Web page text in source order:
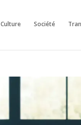
Culture Société